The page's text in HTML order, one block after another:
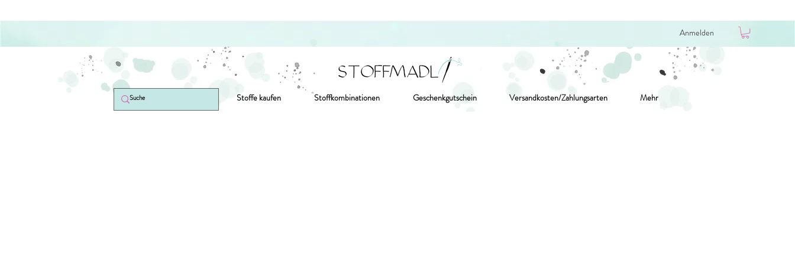
Anmelden
Stoffe kaufen Stoffkombinationen Geschenkgutschein Versandkosten/Zahlungsarten Mehr